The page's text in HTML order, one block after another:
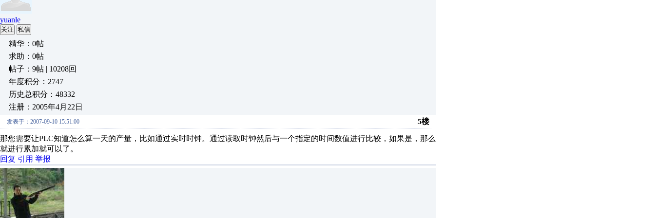
yuanle
关注 私信
精华：0帖
求助：0帖
帖子：9帖 | 10208回
年度积分：2747
历史总积分：48332
注册：2005年4月22日
发表于：2007-09-10 15:51:00 5楼
那您需要让PLC知道怎么算一天的产量，比如通过实时时钟。通过读取时钟然后与一个指定的时间数值进行比较，如果是，那么
就进行累加就可以了。
回复 引用 举报